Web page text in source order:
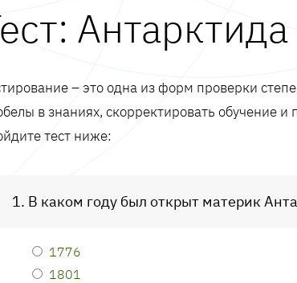
Антарктида
– это одна из форм проверки
в знаниях, скорректировать обучение
тест ниже:
1. В каком году был открыт материк
1776
1801